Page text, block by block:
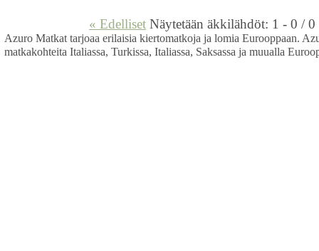
« Edelliset Näytetään äkkilähdöt: 1 - 0 / 0
Azuro Matkat tarjoaa erilaisia kiertomatkoja ja lomia Eurooppaan.
matkakohteita Italiassa, Turkissa, Italiassa, Saksassa ja muualla